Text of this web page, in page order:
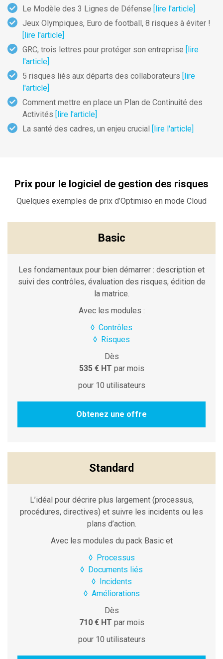
Le Modèle des 3 Lignes de Défense [lire l'article]
Jeux Olympiques, Euro de football, 8 risques à éviter !
[lire l'article]
GRC, trois lettres pour protéger son entreprise [lire
l'article]
5 risques liés aux départs des collaborateurs [lire
l'article]
Comment mettre en place un Plan de Continuité des
Activités [lire l'article]
La santé des cadres, un enjeu crucial [lire l'article]
Prix pour le logiciel de gestion des risques
Quelques exemples de prix d’Optimiso en mode Cloud
Basic
Les fondamentaux pour bien démarrer : description et
suivi des contrôles, évaluation des risques, édition de
la matrice.
Avec les modules :
◊ Contrôles
◊ Risques
Dès
535 € HT par mois
pour 10 utilisateurs
Obtenez une offre
Standard
L’idéal pour décrire plus largement (processus,
procédures, directives) et suivre les incidents ou les
plans d’action.
Avec les modules du pack Basic et
◊ Processus
◊ Documents liés
◊ Incidents
◊ Améliorations
Dès
710 € HT par mois
pour 10 utilisateurs